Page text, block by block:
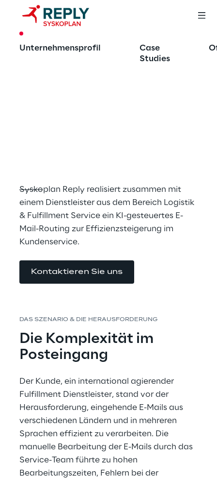
Unternehmensprofil
Case
Studies
Effizienter
Syskoplan Reply realisiert zusammen mit
einem Dienstleister aus dem Bereich Logistik
& Fulfillment Service ein KI-gesteuertes E-
Mail-Routing zur Effizienzsteigerung im
Kundenservice.
Kontaktieren Sie uns
DAS SZENARIO & DIE HERAUSFORDERUNG
Die Komplexität im
Posteingang
Der Kunde, ein international agierender
Fulfillment Dienstleister, stand vor der
Herausforderung, eingehende E-Mails aus
verschiedenen Ländern und in mehreren
Sprachen effizient zu verarbeiten. Die
manuelle Bearbeitung der E-Mails durch das
Service-Team führte zu hohen
Bearbeitungszeiten, Fehlern bei der